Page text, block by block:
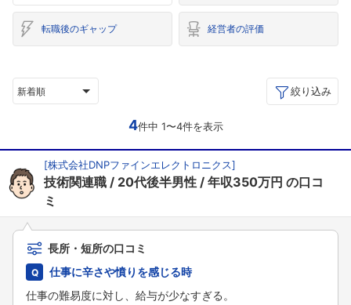
転職後のギャップ 経営者の評価
新着順 絞り込み
4件中 1〜4件を表示
[株式会社DNPファインエレクトロニクス]
技術関連職 20代後半男性 年収350万円 の口コ
ミ
長所・短所の口コミ
仕事に辛さや憤りを感じる時
仕事の難易度に対し、給与が少なすぎる。